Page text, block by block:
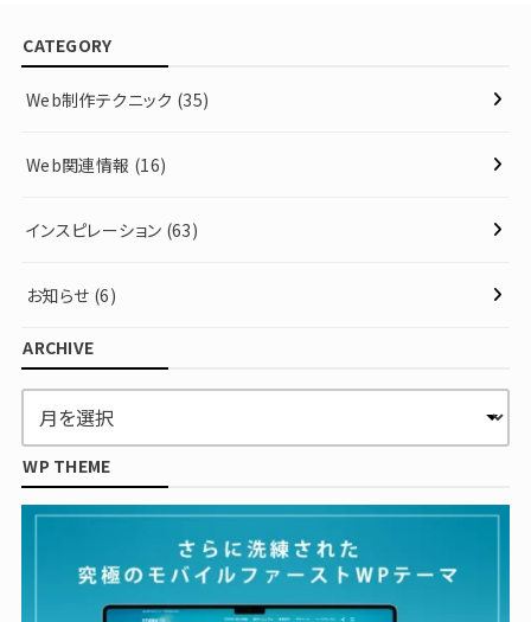
CATEGORY
Web制作テクニック (35)
Web関連情報 (16)
インスピレーション (63)
お知らせ (6)
ARCHIVE
WP THEME